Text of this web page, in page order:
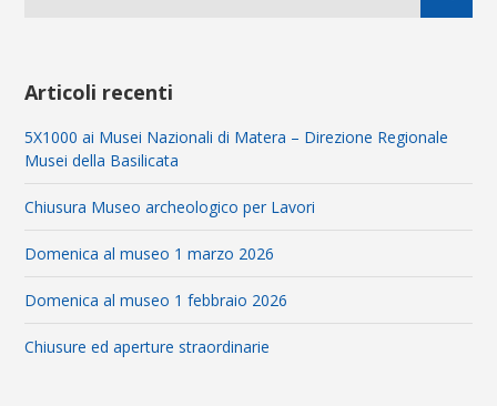
Articoli recenti
5X1000 ai Musei Nazionali di Matera – Direzione Regionale
Musei della Basilicata
Chiusura Museo archeologico per Lavori
Domenica al museo 1 marzo 2026
Domenica al museo 1 febbraio 2026
Chiusure ed aperture straordinarie